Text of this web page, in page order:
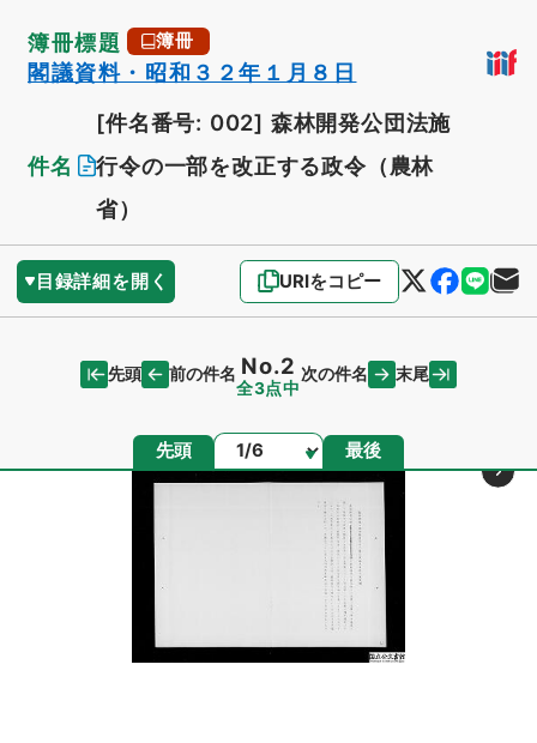
簿冊標題 簿冊
閣議資料・昭和３２年１月８日
件名
[件名番号: 002] 森林開発公団法施
行令の一部を改正する政令（農林
省）
目録詳細を開く URIをコピー
先頭 前の件名 No.2
全3点中
次の件名 末尾
先頭 ページ 最後